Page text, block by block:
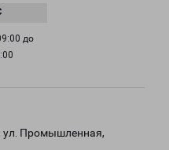
до
ул. Промышленная,